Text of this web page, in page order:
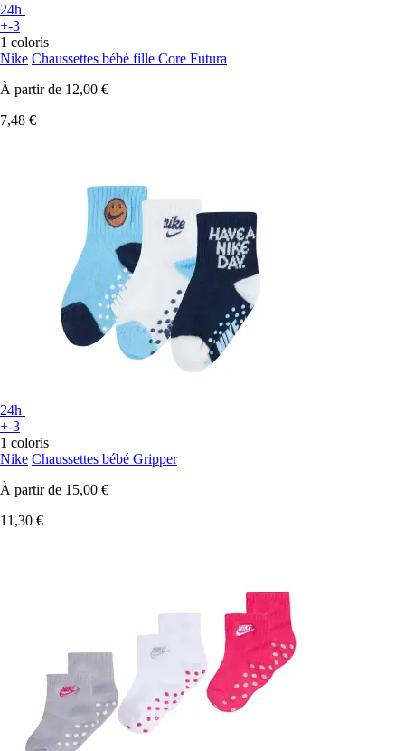
24h
+-3
1 coloris
Nike Chaussettes bébé fille Core Futura
À partir de 12,00 €
7,48 €
24h
+-3
1 coloris
Nike Chaussettes bébé Gripper
À partir de 15,00 €
11,30 €